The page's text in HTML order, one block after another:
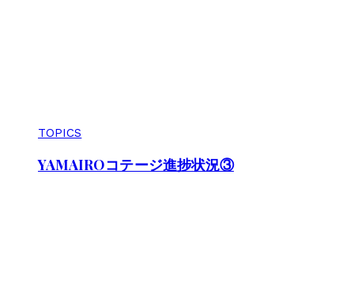
TOPICS
YAMAIROコテージ進捗状況③